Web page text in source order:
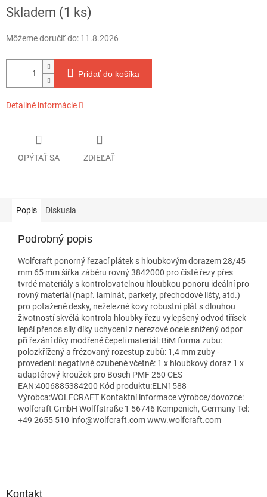
cena:
Skladem (1 ks)
Môžeme doručiť do: 11.8.2026
Pridať do košíka
Detailné informácie
OPÝTAŤ SA ZDIEĽAŤ
Popis Diskusia
Podrobný popis
Wolfcraft ponorný řezací plátek s hloubkovým dorazem 28/45
mm 65 mm šířka záběru rovný 3842000 pro čisté řezy přes
tvrdé materiály s kontrolovatelnou hloubkou ponoru ideální pro
rovný materiál (např. laminát, parkety, přechodové lišty, atd.)
pro potažené desky, neželezné kovy robustní plát s dlouhou
životností skvělá kontrola hloubky řezu vylepšený odvod třísek
lepší přenos síly díky uchycení z nerezové ocele snížený odpor
při řezání díky modřené čepeli materiál: BiM forma zubu:
polozkřížený a frézovaný rozestup zubů: 1,4 mm zuby -
provedení: negativně ozubené včetně: 1 x hloubkový doraz 1 x
adaptérový kroužek pro Bosch PMF 250 CES
EAN:4006885384200 Kód produktu:ELN1588
Výrobca:WOLFCRAFT Kontaktní informace výrobce/dovozce:
wolfcraft GmbH Wolffstraße 1 56746 Kempenich, Germany Tel:
+49 2655 510 info@wolfcraft.com www.wolfcraft.com
Kontakt